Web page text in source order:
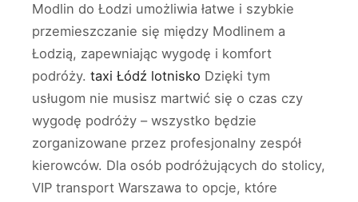
Modlin do Łodzi umożliwia łatwe i szybkie
przemieszczanie się między Modlinem a
Łodzią, zapewniając wygodę i komfort
podróży. taxi Łódź lotnisko Dzięki tym
usługom nie musisz martwić się o czas czy
wygodę podróży – wszystko będzie
zorganizowane przez profesjonalny zespół
kierowców. Dla osób podróżujących do stolicy,
VIP transport Warszawa to opcje, które